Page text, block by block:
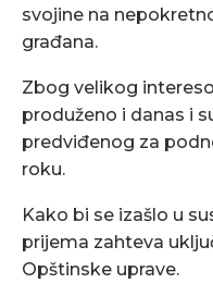
svojine na
građana.
Zbog velikog
produženo i danas i
predviđenog za
roku.
Kako bi se izašlo u
prijema zahteva
Opštinske uprave.